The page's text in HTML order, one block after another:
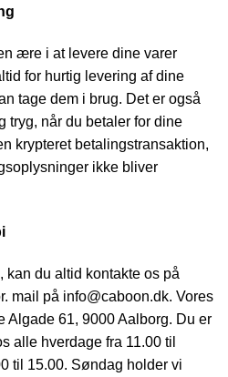
ære i at levere dine varer
for hurtig levering af dine
tage dem i brug. Det er også
tryg, når du betaler for dine
krypteret betalingstransaktion,
ikke bliver
du altid kontakte os på
mail på info@caboon.dk. Vores
Algade 61, 9000 Aalborg. Du er
alle hverdage fra 11.00 til
til 15.00. Søndag holder vi